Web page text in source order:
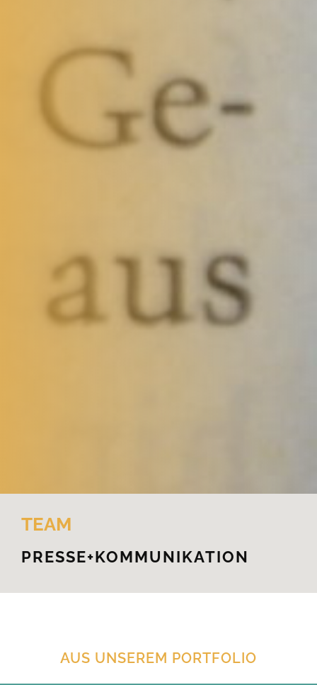
TEAM
PRESSE+KOMMUNIKATION
AUS UNSEREM PORTFOLIO